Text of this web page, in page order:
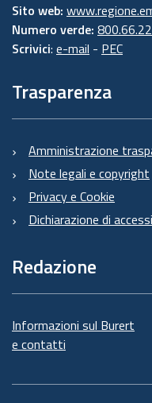
Sito web:
Numero verde:
Scrivici: e-mail - PEC
Trasparenza
Amministrazione
Note legali e copyright
Privacy e Cookie
Dichiarazione di
Redazione
Informazioni sul Burert
e contatti